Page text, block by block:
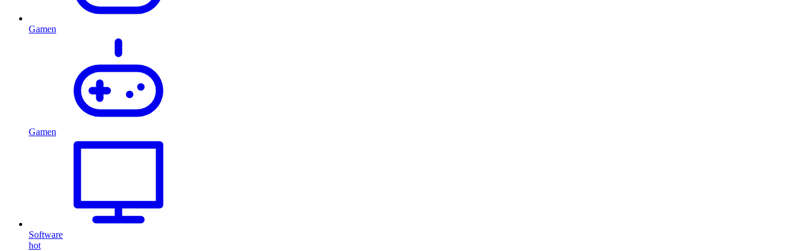
Gamen
Gamen
Software
hot